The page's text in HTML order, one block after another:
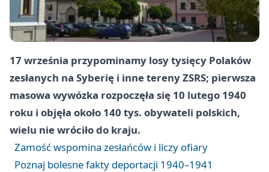
17 września przypominamy losy tysięcy Polaków
zesłanych na Syberię i inne tereny ZSRS; pierwsza
masowa wywózka rozpoczęła się 10 lutego 1940
roku i objęła około 140 tys. obywateli polskich,
wielu nie wróciło do kraju.
Zamość wspomina zesłańców i liczy ofiary
Poznaj bolesne fakty deportacji 1940–1941